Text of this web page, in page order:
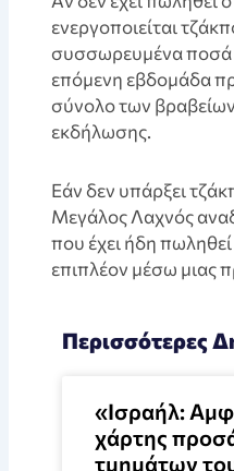
ενεργοποιείται
συσσωρευμένα ποσά
επόμενη εβδομάδα
σύνολο των
εκδήλωσης.
Eάν δεν υπάρξει
Μεγάλος Λαχνός
που έχει ήδη
επιπλέον μέσω μιας
Περισσότερες
«Ισραήλ:
χάρτης
τμημάτων